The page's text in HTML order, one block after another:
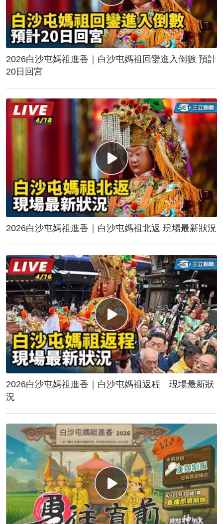
2026白沙屯媽祖進香｜白沙屯媽祖回鑾進入倒數 預計
20日回宮
2026白沙屯媽祖進香｜白沙屯媽祖北返 現場最新狀況
2026白沙屯媽祖進香｜白沙屯媽祖返程 現場最新狀
況